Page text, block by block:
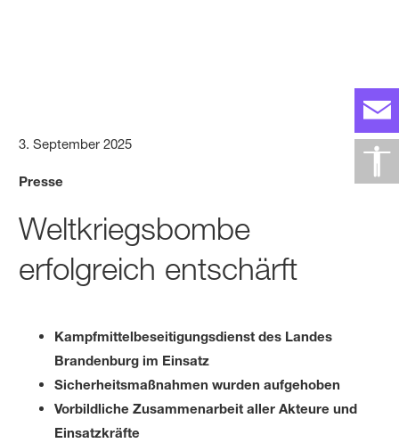
3. September 2025
Presse
Weltkriegsbombe
erfolgreich entschärft
Kampfmittelbeseitigungsdienst des Landes
Brandenburg im Einsatz
Sicherheitsmaßnahmen wurden aufgehoben
Vorbildliche Zusammenarbeit aller Akteure und
Einsatzkräfte